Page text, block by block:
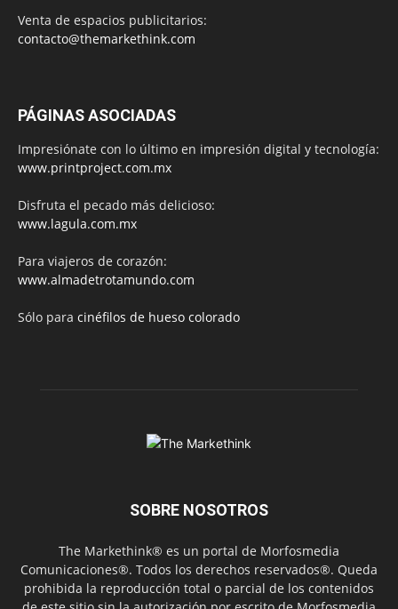
Venta de espacios publicitarios:
contacto@themarkethink.com
PÁGINAS ASOCIADAS
Impresiónate con lo último en impresión digital y tecnología:
www.printproject.com.mx
Disfruta el pecado más delicioso:
www.lagula.com.mx
Para viajeros de corazón:
www.almadetrotamundo.com
Sólo para cinéfilos de hueso colorado
SOBRE NOSOTROS
The Markethink® es un portal de Morfosmedia
Comunicaciones®. Todos los derechos reservados®. Queda
prohibida la reproducción total o parcial de los contenidos